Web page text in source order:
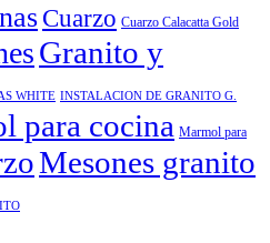
Cuarzo Cuarzo Calacatta Gold
Granito y
WHITE INSTALACION DE GRANITO G.
para cocina Marmol para
Mesones granito